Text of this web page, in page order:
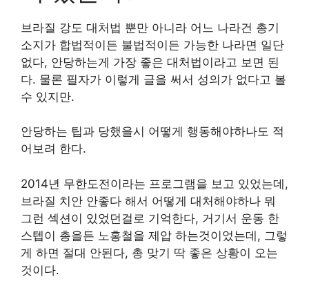
브라질 강도 대처법 뿐만 아니라 어느 나라건 총기
소지가 합법적이든 불법적이든 가능한 나라면 일단
없다, 안당하는게 가장 좋은 대처법이라고 보면 된
다. 물론 필자가 이렇게 글을 써서 성의가 없다고 볼
수 있지만.
안당하는 팁과 당했을시 어떻게 행동해야하나도 적
어보려 한다.
2014년 무한도전이라는 프로그램을 보고 있었는데,
브라질 치안 안좋다 해서 어떻게 대처해야하나 뭐
그런 섹션이 있었던걸로 기억한다, 거기서 운동 한
스텝이 총을든 노홍철을 제압 하는것이었는데, 그렇
게 하면 절대 안된다, 총 맞기 딱 좋은 상황이 오는
것이다.